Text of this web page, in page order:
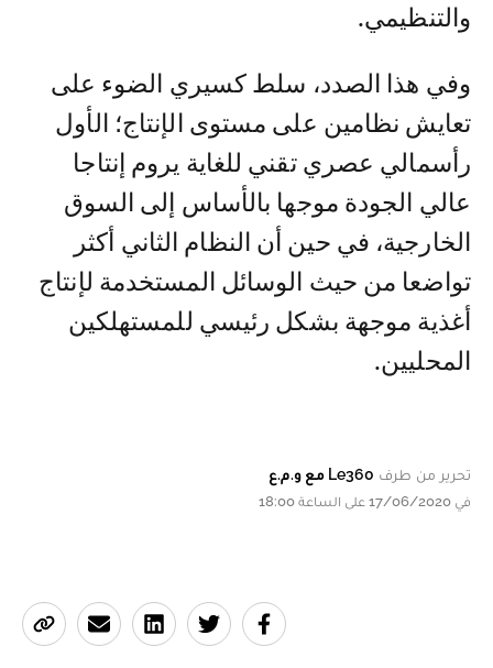
والتنظيمي.
وفي هذا الصدد، سلط كسيري الضوء على
تعايش نظامين على مستوى الإنتاج؛ الأول
رأسمالي عصري تقني للغاية يروم إنتاجا
عالي الجودة موجها بالأساس إلى السوق
الخارجية، في حين أن النظام الثاني أكثر
تواضعا من حيث الوسائل المستخدمة لإنتاج
أغذية موجهة بشكل رئيسي للمستهلكين
المحليين.
تحرير من طرف Le360 مع و.م.ع
في 17/06/2020 على الساعة 18:00